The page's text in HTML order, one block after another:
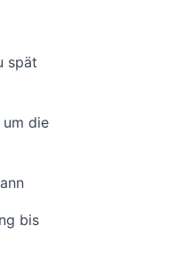
spät
die
bis